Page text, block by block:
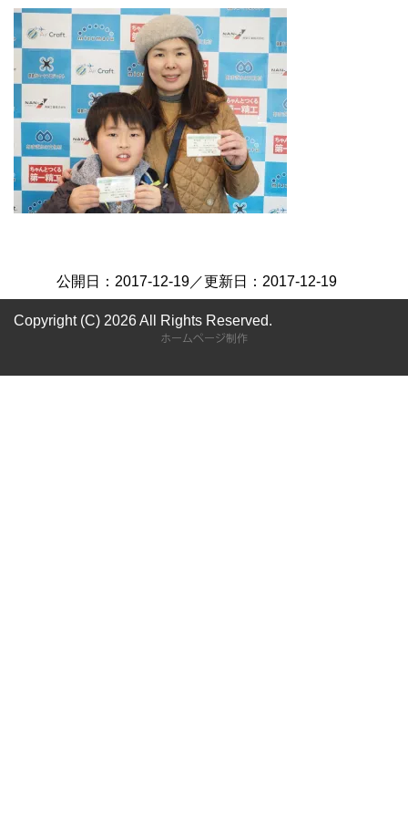
公開日： 2017-12-19／更新日： 2017-12-19
Copyright (C) 2026All Rights Reserved.